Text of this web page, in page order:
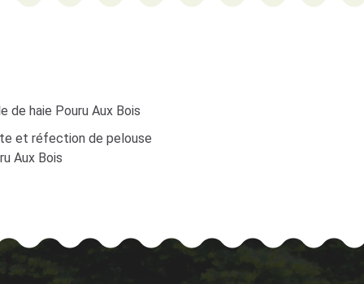
de haie Pouru Aux Bois
et réfection de pelouse
Aux Bois